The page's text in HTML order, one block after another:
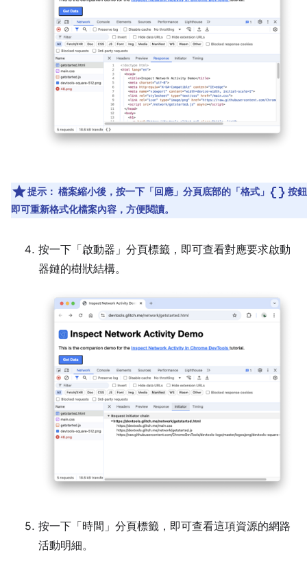
提示： 檔案縮小後，按一下「回應」分頁底部的「格式」 data_object 按
即可重新格式化檔案內容，方便閱讀。
按一下「啟動器」 分頁標籤，即可查看對應要求啟動
器鏈的樹狀結構。
按一下「時間」 分頁標籤，即可查看這項資源的網路
活動明細。